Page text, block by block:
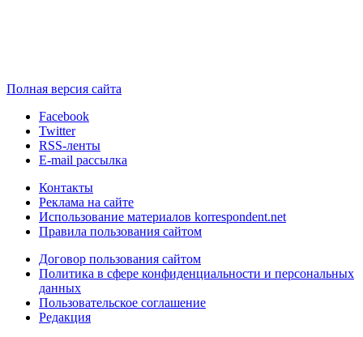
Полная версия сайта
Facebook
Twitter
RSS-ленты
E-mail рассылка
Контакты
Реклама на сайте
Использование материалов korrespondent.net
Правила пользования сайтом
Договор пользования сайтом
Политика в сфере конфиденциальности и персональных
данных
Пользовательское соглашение
Редакция